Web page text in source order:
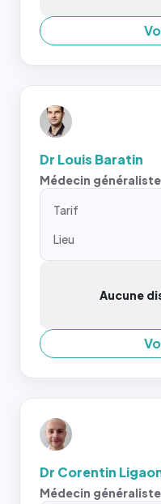
Dr Louis Baratin
Médecin généraliste
Tarif
Lieu
Aucune
Dr Corentin
Médecin généraliste